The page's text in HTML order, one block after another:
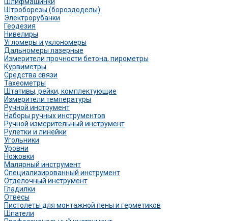
Штроборезы (бороздоделы)
Электрорубанки
Геодезия
Нивелиры
Угломеры и уклономеры
Дальномеры лазерные
Измерители прочности бетона, пирометры
Курвиметры
Средства связи
Тахеометры
Штативы, рейки, комплектующие
Измерители температуры
Ручной инструмент
Наборы ручных инструментов
Ручной измерительный инструмент
Рулетки и линейки
Угольники
Уровни
Ножовки
Малярный инструмент
Специализированный инструмент
Отделочный инструмент
Гладилки
Отвесы
Пистолеты для монтажной пены и герметиков
Шпатели